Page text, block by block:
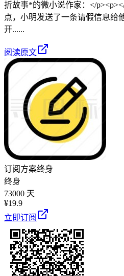
折故事*的微小说作家：</
点，小明发送了一条请假信息给
开......
阅读原文
订阅方案终身
终身
73000 天
¥19.9
立即订阅